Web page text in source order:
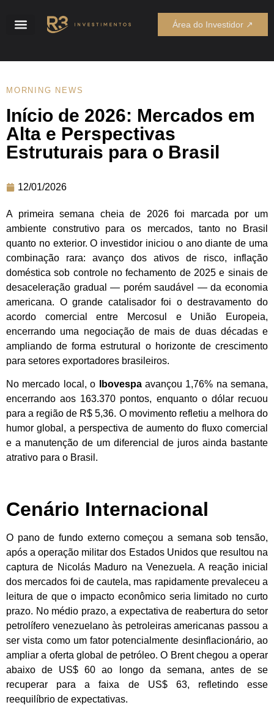
Área do Investidor ↗
MORNING NEWS
Início de 2026: Mercados em
Alta e Perspectivas
Estruturais para o Brasil
12/01/2026
A primeira semana cheia de 2026 foi marcada por um
ambiente construtivo para os mercados, tanto no Brasil
quanto no exterior. O investidor iniciou o ano diante de uma
combinação rara: avanço dos ativos de risco, inflação
doméstica sob controle no fechamento de 2025 e sinais de
desaceleração gradual — porém saudável — da economia
americana. O grande catalisador foi o destravamento do
acordo comercial entre Mercosul e União Europeia,
encerrando uma negociação de mais de duas décadas e
ampliando de forma estrutural o horizonte de crescimento
para setores exportadores brasileiros.
No mercado local, o Ibovespaavançou 1,76% na semana,
encerrando aos 163.370 pontos, enquanto o dólar recuou
para a região de R$ 5,36. O movimento refletiu a melhora do
humor global, a perspectiva de aumento do fluxo comercial
e a manutenção de um diferencial de juros ainda bastante
atrativo para o Brasil.
Cenário Internacional
O pano de fundo externo começou a semana sob tensão,
após a operação militar dos Estados Unidos que resultou na
captura de Nicolás Maduro na Venezuela. A reação inicial
dos mercados foi de cautela, mas rapidamente prevaleceu a
leitura de que o impacto econômico seria limitado no curto
prazo. No médio prazo, a expectativa de reabertura do setor
petrolífero venezuelano às petroleiras americanas passou a
ser vista como um fator potencialmente desinflacionário, ao
ampliar a oferta global de petróleo. O Brent chegou a operar
abaixo de US$ 60 ao longo da semana, antes de se
recuperar para a faixa de US$ 63, refletindo esse
reequilíbrio de expectativas.